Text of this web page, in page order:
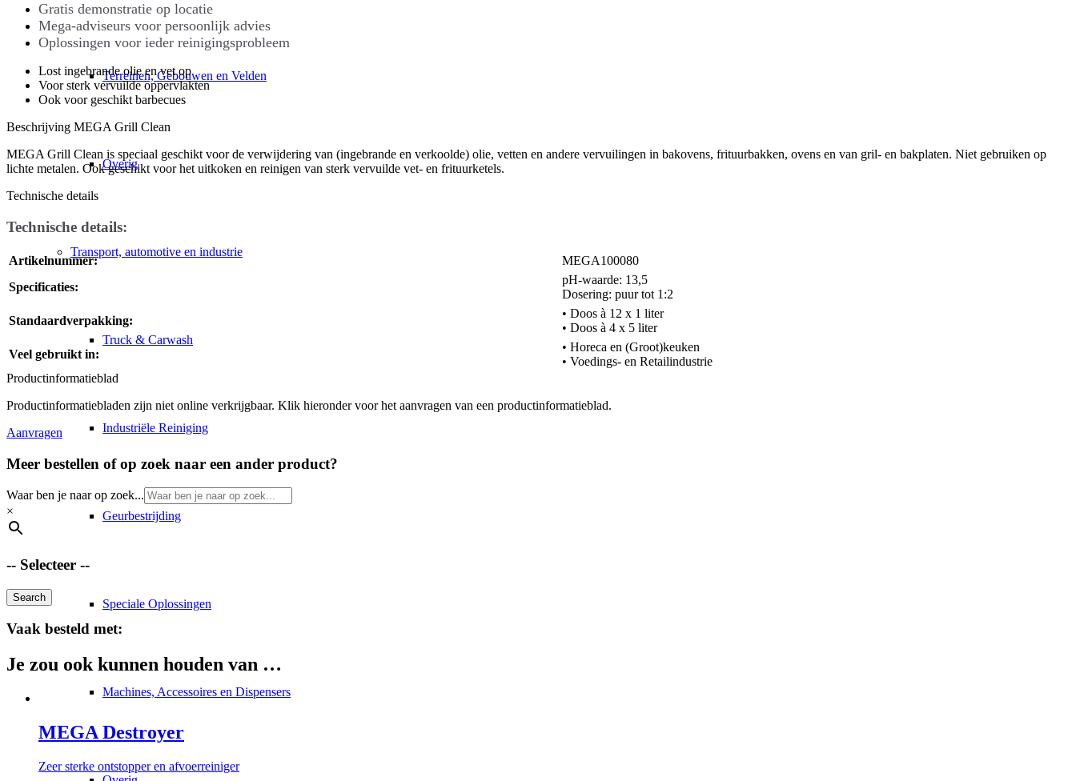
Terreinen, Gebouwen en Velden
Overig
Transport, automotive en industrie
Truck & Carwash
Industriële Reiniging
Geurbestrijding
Speciale Oplossingen
Machines, Accessoires en Dispensers
Gratis demonstratie op locatie
Mega-adviseurs voor persoonlijk advies
Oplossingen voor ieder reinigingsprobleem
Lost ingebrande olie en vet op
Voor sterk vervuilde oppervlakten
Ook voor geschikt barbecues
Beschrijving MEGA Grill Clean
MEGA Grill Clean is speciaal geschikt voor de verwijdering van (ingebrande en verkoolde) olie, vetten en andere vervuilingen in bakovens, frituurbakken, ovens en van gril- en bakplaten. Niet gebruiken op
lichte metalen. Ook geschikt voor het uitkoken en reinigen van sterk vervuilde vet- en frituurketels.
Technische details
Technische details:
Artikelnummer:
MEGA100080
Specificaties:
pH-waarde: 13,5
Dosering: puur tot 1:2
Standaardverpakking:
• Doos à 12 x 1 liter
• Doos à 4 x 5 liter
Veel gebruikt in:
• Horeca en (Groot)keuken
• Voedings- en Retailindustrie
Productinformatieblad
Productinformatiebladen zijn niet online verkrijgbaar. Klik hieronder voor het aanvragen van een productinformatieblad.
Aanvragen
Meer bestellen of op zoek naar een ander product?
Waar ben je naar op zoek...
×
-- Selecteer --
Search
Vaak besteld met:
Je zou ook kunnen houden van …
MEGA Destroyer
Zeer sterke ontstopper en afvoerreiniger